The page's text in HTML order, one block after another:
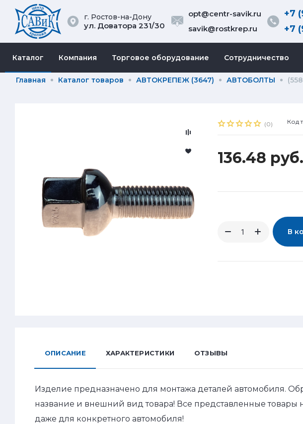
г. Ростов-на-Дону
ул. Доватора 231/30
opt@centr-savik.ru
savik@rostkrep.ru
+7
+7
Каталог Компания Торговое оборудование Сотрудничество
Главная Каталог товаров АВТОКРЕПЕЖ (3647) АВТОБОЛТЫ
(0) Код
136.48 руб.
В
ОПИСАНИЕ ХАРАКТЕРИСТИКИ ОТЗЫВЫ
Изделие предназначено для монтажа деталей автомобиля.
название и внешний вид товара! Все представленные товары
даже для конкретного автомобиля!